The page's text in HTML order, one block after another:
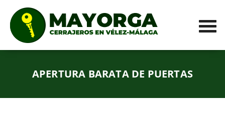
APERTURA BARATA DE PUERTAS